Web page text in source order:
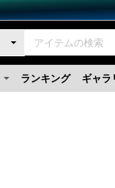
ランキング ギャラ